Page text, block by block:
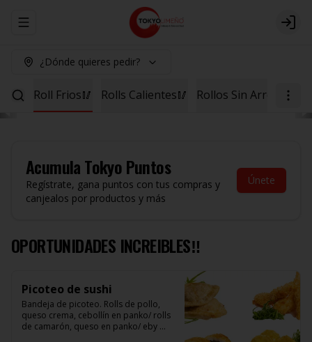
Abrir menu de navegación Login
¿Dónde quieres pedir?
Roll Frios🥢 Rolls Calientes🥢 Rollos Sin Arroz 🥢
AcumulaTokyo Puntos
Regístrate, gana puntos con tus compras y
canjealos por productos y más
Únete
OPORTUNIDADES INCREIBLES‼️
Picoteo de sushi
Bandeja de picoteo. Rolls de pollo,
queso crema, cebollín en panko/ rolls
de camarón, queso en panko/ eby